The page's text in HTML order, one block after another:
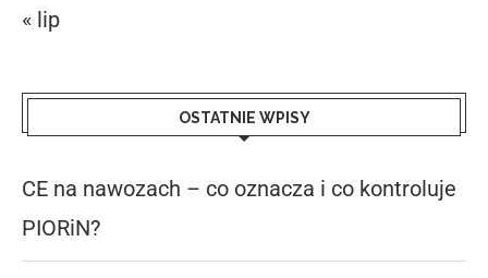
« lip
OSTATNIE WPISY
CE na nawozach – co oznacza i co kontroluje
PIORiN?